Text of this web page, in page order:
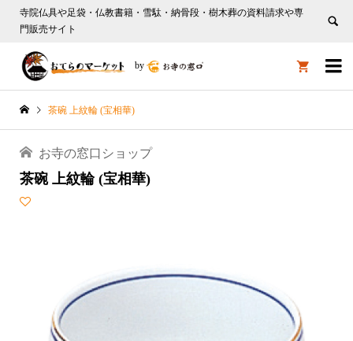
寺院仏具や足袋・仏教書籍・雪駄・納骨段・樹木葬の資料請求や専
門販売サイト

by 
茶碗 上紋輪 (宝相華)
お寺の窓口ショップ
茶碗 上紋輪 (宝相華)